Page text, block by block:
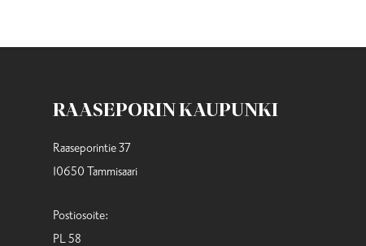
RAASEPORIN KAUPUNKI
Raaseporintie 37
10650 Tammisaari
Postiosoite:
PL 58